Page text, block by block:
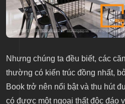
Nhưng chúng ta đều biết, các
thường có kiến trúc đồng nhất,
Book trở nên nổi bật và thu hút
có được một ngoại thất độc đáo